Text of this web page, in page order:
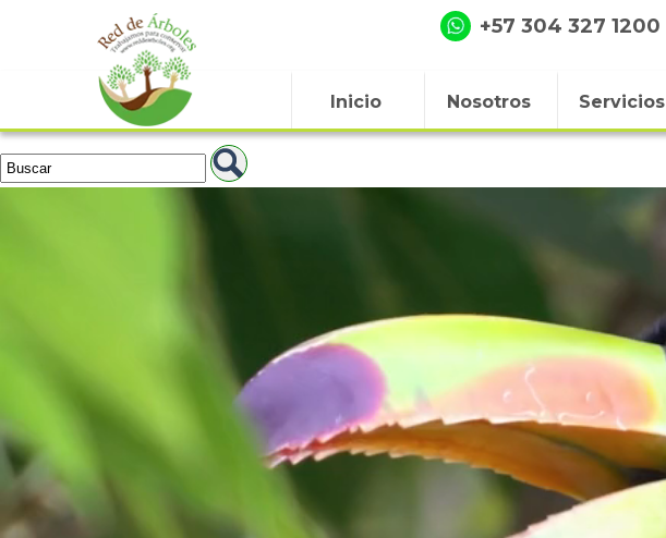
+57 304 327 1200
Inicio Nosotros Servicios